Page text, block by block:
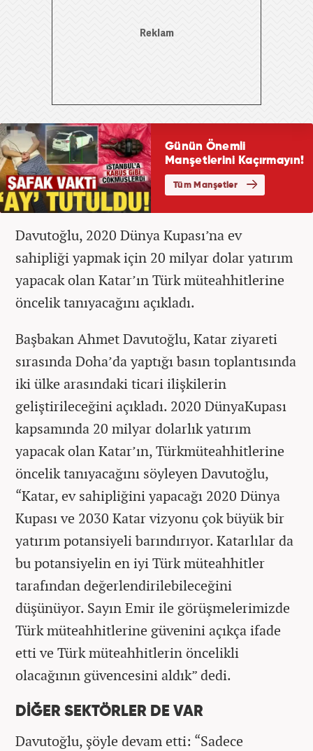
Davutoğlu, 2020 Dünya Kupası’na ev
sahipliği yapmak için 20 milyar dolar yatırım
yapacak olan Katar’ın Türk müteahhitlerine
öncelik tanıyacağını açıkladı.
Başbakan Ahmet Davutoğlu, Katar ziyareti
sırasında Doha’da yaptığı basın toplantısında
iki ülke arasındaki ticari ilişkilerin
geliştirileceğini açıkladı. 2020 DünyaKupası
kapsamında 20 milyar dolarlık yatırım
yapacak olan Katar’ın, Türkmüteahhitlerine
öncelik tanıyacağını söyleyen Davutoğlu,
“Katar, ev sahipliğini yapacağı 2020 Dünya
Kupası ve 2030 Katar vizyonu çok büyük bir
yatırım potansiyeli barındırıyor. Katarlılar da
bu potansiyelin en iyi Türk müteahhitler
tarafından değerlendirilebileceğini
düşünüyor. Sayın Emir ile görüşmelerimizde
Türk müteahhitlerine güvenini açıkça ifade
etti ve Türk müteahhitlerin öncelikli
olacağının güvencesini aldık” dedi.
DİĞER SEKTÖRLER DE VAR
Davutoğlu, şöyle devam etti: “Sadece